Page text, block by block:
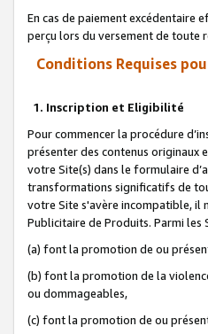
En cas de paiement excédentaire
perçu lors du versement de toute
Conditions Requises
1. Inscription et Eligibilité
Pour commencer la procédure
présenter des contenus originaux
votre Site(s) dans le formulaire
transformations significatifs de
votre Site s'avère incompatible, il
Publicitaire de Produits. Parmi
(a) font la promotion de ou
(b) font la promotion de la
ou dommageables,
(c) font la promotion de ou